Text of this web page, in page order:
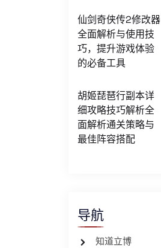
仙剑奇侠传2修改器
全面解析与使用技
巧，提升游戏体验
的必备工具
胡姬琵琶行副本详
细攻略技巧解析全
面解析通关策略与
最佳阵容搭配
导航
知道立博